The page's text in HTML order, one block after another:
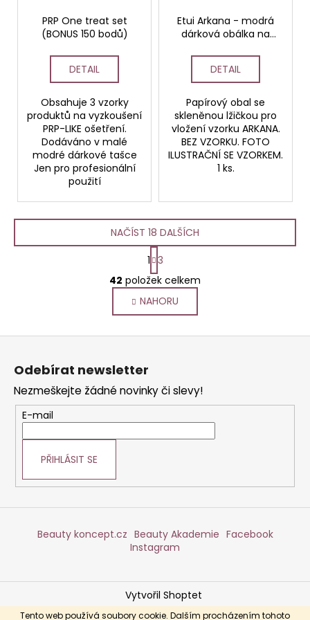
Tento web používá soubory cookie. Dalším procházením tohoto
PRP One treat set
(BONUS 150 bodů)
DETAIL
Obsahuje 3 vzorky
produktů na vyzkoušení
PRP-LIKE ošetření.
Dodáváno v malé
modré dárkové tašce
Jen pro profesionální
použití
Etui Arkana - modrá
dárková obálka na
špachtličkou (BONUS
100 bodů)
DETAIL
Papírový obal se
skleněnou lžičkou pro
vložení vzorku ARKANA.
BEZ VZORKU. FOTO
ILUSTRAČNÍ SE VZORKEM.
1 ks.
O
v
l
á
d
p
r
v
k
ý
s
u
NAČÍST 18 DALŠÍCH
S
t
r
á
n
k
1 3
42 položek celkem
NAHORU
Z
Odebírat newsletter
Nezmeškejte žádné novinky či slevy!
E-mail
PŘIHLÁSIT SE
Beauty koncept.cz Beauty Akademie Facebook
Instagram
Vytvořil Shoptet
Copyright 2026DERMABEAUTY. Všechna práva